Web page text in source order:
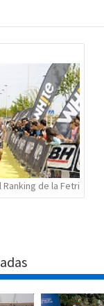
de la Fetri